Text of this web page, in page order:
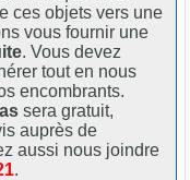
ces objets vers une
vous fournir une
. Vous devez
tout en nous
encombrants.
sera gratuit,
auprès de
aussi nous joindre
.